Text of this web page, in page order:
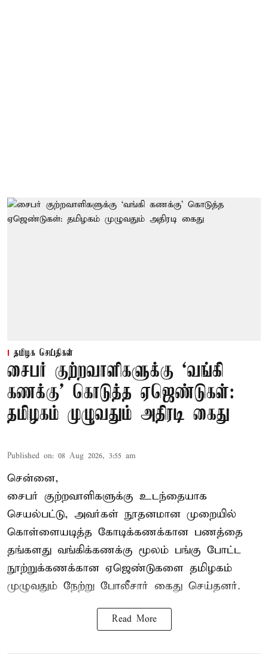
தமிழக செய்திகள்
சைபர் குற்றவாளிகளுக்கு ‘வங்கி
கணக்கு’ கொடுத்த ஏஜெண்டுகள்:
தமிழகம் முழுவதும் அதிரடி கைது
Published on: 08 Aug 2026, 3:55 am
சென்னை,
சைபர் குற்றவாளிகளுக்கு உடந்தையாக
செயல்பட்டு, அவர்கள் நூதனமான முறையில்
கொள்ளையடித்த கோடிக்கணக்கான பணத்தை
தங்களது வங்கிக்கணக்கு மூலம் பங்கு போட்ட
நூற்றுக்கணக்கான ஏஜெண்டுகளை தமிழகம்
முழுவதும் நேற்று போலீசார் கைது செய்தனர்.
Read More